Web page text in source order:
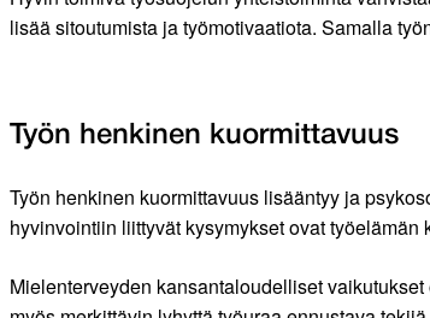
lisää sitoutumista ja työmotivaatiota. Samalla
Työn henkinen kuormittavuus
Työn henkinen kuormittavuus lisääntyy ja
hyvinvointiin liittyvät kysymykset ovat
Mielenterveyden kansantaloudelliset